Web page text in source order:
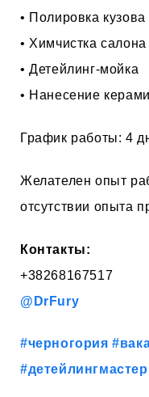
• Полировка кузова
• Химчистка салона
• Детейлинг-мойка
• Нанесение
График работы: 4
Желателен опыт
отсутствии опыта
Контакты:
+38268167517
@DrFury
#черногория
#детейлингмастер